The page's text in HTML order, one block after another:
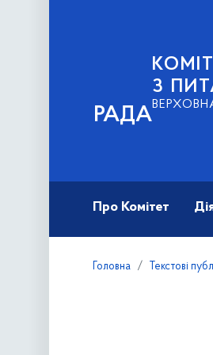
РАДА
З
Про Комітет
Головна Текстові